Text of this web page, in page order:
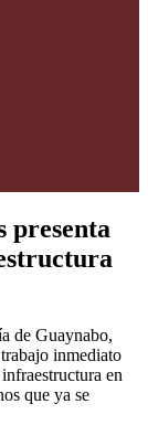
presenta
de Guaynabo,
inmediato
en
que ya se